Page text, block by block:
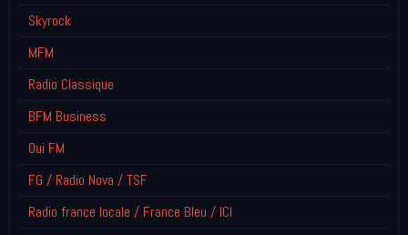
Skyrock
MFM
Radio Classique
BFM Business
Oui FM
FG / Radio Nova / TSF
Radio france locale / France Bleu / ICI